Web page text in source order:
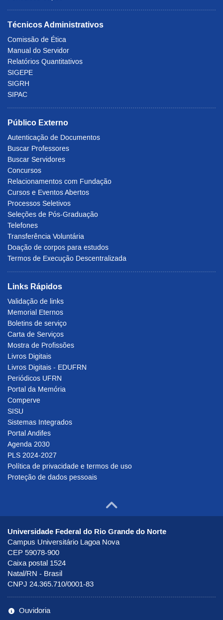
Técnicos Administrativos
Comissão de Ética
Manual do Servidor
Relatórios Quantitativos
SIGEPE
SIGRH
SIPAC
Público Externo
Autenticação de Documentos
Buscar Professores
Buscar Servidores
Concursos
Relacionamentos com Fundação
Cursos e Eventos Abertos
Processos Seletivos
Seleções de Pós-Graduação
Telefones
Transferência Voluntária
Doação de corpos para estudos
Termos de Execução Descentralizada
Links Rápidos
Validação de links
Memorial Eternos
Boletins de serviço
Carta de Serviços
Mostra de Profissões
Livros Digitais
Livros Digitais - EDUFRN
Periódicos UFRN
Portal da Memória
Comperve
SISU
Sistemas Integrados
Portal Andifes
Agenda 2030
PLS 2024-2027
Política de privacidade e termos de uso
Proteção de dados pessoais
Ir para o
Universidade Federal do Rio Grande do Norte
Campus Universitário Lagoa Nova
CEP 59078-900
Caixa postal 1524
Natal/RN - Brasil
CNPJ 24.365.710/0001-83
Ouvidoria